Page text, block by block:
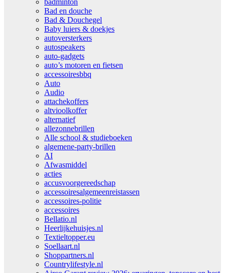
badminton
Bad en douche
Bad & Douchegel
Baby luiers & doekjes
autoversterkers
autospeakers
auto-gadgets
auto’s motoren en fietsen
accessoiresbbq
Auto
Audio
attachekoffers
altvioolkoffer
alternatief
allezonnebrillen
Alle school & studieboeken
algemene-party-brillen
AI
Afwasmiddel
acties
accusvoorgereedschap
accessoiresalgemeenreistassen
accessoires-politie
accessoires
Bellatio.nl
Heerlijkehuisjes.nl
Textieltopper.eu
Soellaart.nl
Shoppartners.nl
Countrylifestyle.nl